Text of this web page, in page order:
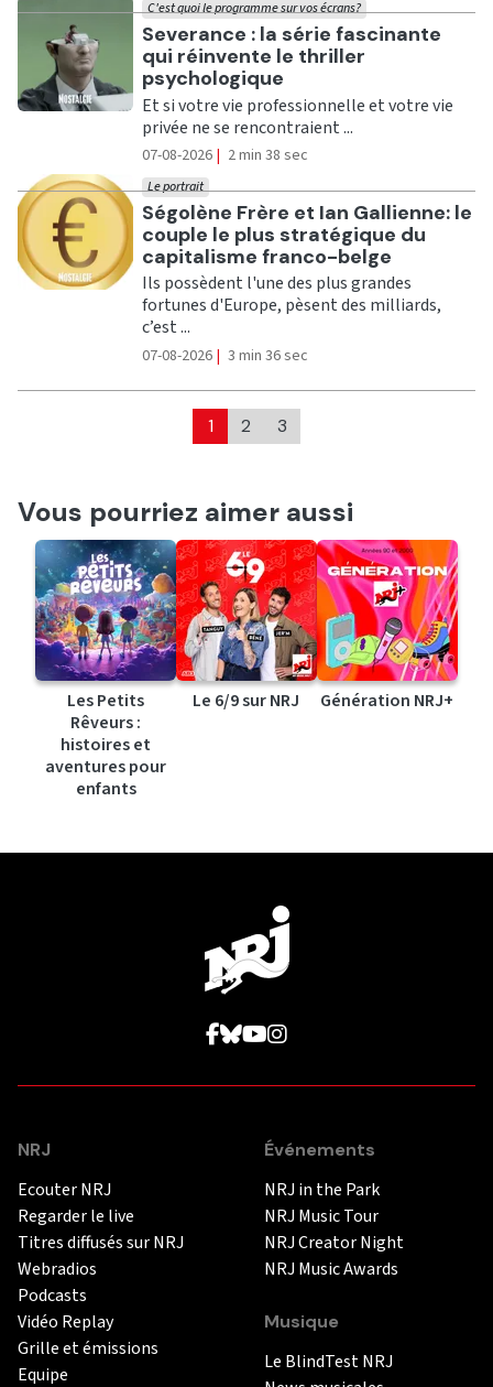
Ecouter
Severance : la série fascinante
qui réinvente le thriller
psychologique
C'est quoi le programme sur vos écrans?
Et si votre vie professionnelle et votre vie
privée ne se rencontraient ...
07-08-2026 | 2 min 38 sec
Ecouter
Ségolène Frère et Ian Gallienne: le
couple le plus stratégique du
capitalisme franco-belge
Le portrait
Ils possèdent l'une des plus grandes
fortunes d'Europe, pèsent des milliards,
c’est ...
07-08-2026 | 3 min 36 sec
1 2 3
Vous pourriez aimer aussi
Les Petits
Rêveurs :
histoires et
aventures pour
enfants
Le 6/9 sur NRJ Génération NRJ+
NRJ
Ecouter NRJ
Regarder le live
Titres diffusés sur NRJ
Webradios
Podcasts
Vidéo Replay
Grille et émissions
Equipe
Événements
NRJ in the Park
NRJ Music Tour
NRJ Creator Night
NRJ Music Awards
Musique
Le BlindTest NRJ